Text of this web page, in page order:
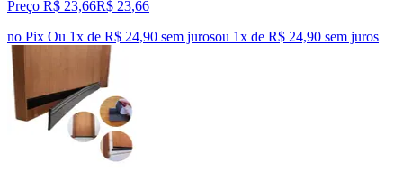
Preço R$ 23,66R$ 23,66
no Pix Ou 1x de R$ 24,90 sem jurosou 1x de R$ 24,90 sem juros